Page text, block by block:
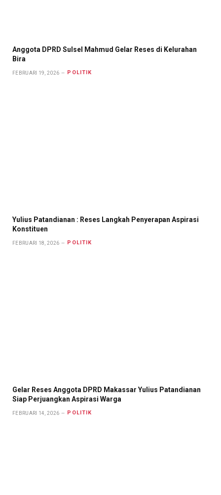
Anggota DPRD Sulsel Mahmud Gelar Reses di Kelurahan
Bira
FEBRUARI 19, 2026 POLITIK
Yulius Patandianan : Reses Langkah Penyerapan Aspirasi
Konstituen
FEBRUARI 18, 2026 POLITIK
Gelar Reses Anggota DPRD Makassar Yulius Patandianan
Siap Perjuangkan Aspirasi Warga
FEBRUARI 14, 2026 POLITIK